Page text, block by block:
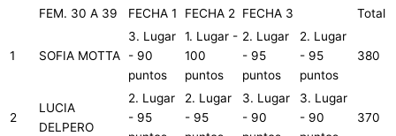
FEM. 30 A 39 FECHA 1 FECHA 2 FECHA 3 Total
1 SOFIA MOTTA
3. Lugar
- 90
puntos
1. Lugar -
100
puntos
2. Lugar
- 95
puntos
2. Lugar
- 95
puntos
380
2
LUCIA
DELPERO
2. Lugar
- 95
2. Lugar
- 95
3. Lugar
- 90
3. Lugar
- 90
370